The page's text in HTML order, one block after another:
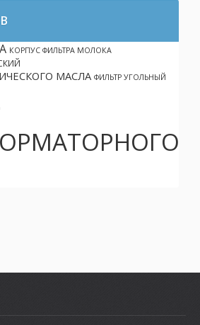
КОРПУС ФИЛЬТРА МОЛОКА
МАСЛА ФИЛЬТР УГОЛЬНЫЙ